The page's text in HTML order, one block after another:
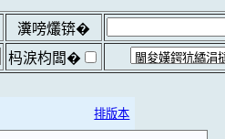
瀵嗙爜锛�
杩涙枃闆�
排版本